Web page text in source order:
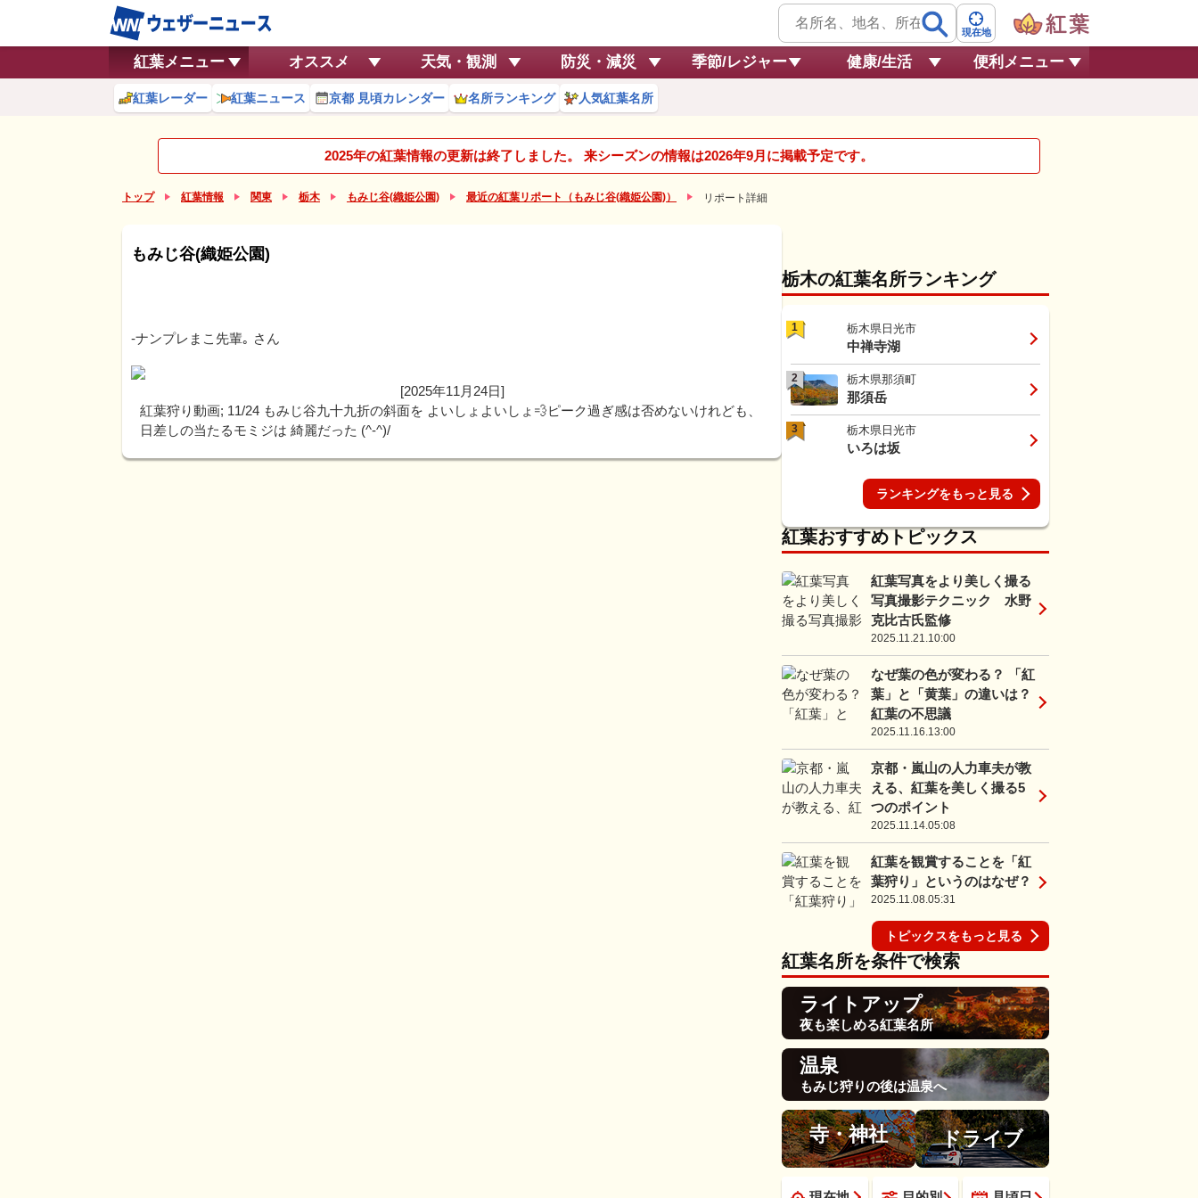
現在地
紅葉メニュー オススメ 天気・観測 防災・減災 季節/レジャー 健康/生活 便利メニュー
紅葉レーダー 紅葉ニュース 京都 見頃カレンダー 名所ランキング 人気紅葉名所
2025年の紅葉情報の更新は終了しました。 来シーズンの情報は2026年9月に掲載予定です。
トップ 紅葉情報 関東 栃木 もみじ谷(織姫公園) 最近の紅葉リポート（もみじ谷(織姫公園)） リポート詳細
もみじ谷(織姫公園)
-ナンプレまこ先輩｡ さん
[2025年11月24日]
紅葉狩り動画; 11/24 もみじ谷九十九折の斜面を よいしょよいしょ💨ピーク過ぎ感は否めないけれども、
日差しの当たるモミジは 綺麗だった (^-^)/
栃木の紅葉名所ランキング
1 栃木県日光市
中禅寺湖
2 栃木県那須町
那須岳
3 栃木県日光市
いろは坂
ランキングをもっと見る
紅葉おすすめトピックス
紅葉写真をより美しく撮る
写真撮影テクニック 水野
克比古氏監修
2025.11.21.10:00
なぜ葉の色が変わる？ 「紅
葉」と「黄葉」の違いは？
紅葉の不思議
2025.11.16.13:00
京都・嵐山の人力車夫が教
える、紅葉を美しく撮る5
つのポイント
2025.11.14.05:08
紅葉を観賞することを「紅
葉狩り」というのはなぜ？
2025.11.08.05:31
トピックスをもっと見る
紅葉名所を条件で検索
ライトアップ
夜も楽しめる紅葉名所
温泉
もみじ狩りの後は温泉へ
寺・神社 ドライブ